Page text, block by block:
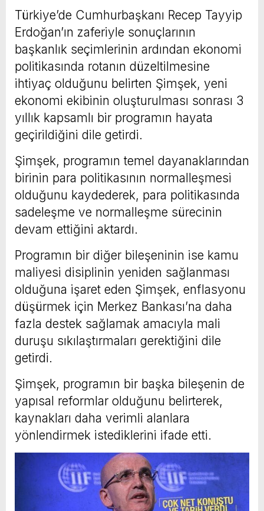
Türkiye’de Cumhurbaşkanı Recep Tayyip
Erdoğan’ın zaferiyle sonuçlarının
başkanlık seçimlerinin ardından ekonomi
politikasında rotanın düzeltilmesine
ihtiyaç olduğunu belirten Şimşek, yeni
ekonomi ekibinin oluşturulması sonrası 3
yıllık kapsamlı bir programın hayata
geçirildiğini dile getirdi.
Şimşek, programın temel dayanaklarından
birinin para politikasının normalleşmesi
olduğunu kaydederek, para politikasında
sadeleşme ve normalleşme sürecinin
devam ettiğini aktardı.
Programın bir diğer bileşeninin ise kamu
maliyesi disiplinin yeniden sağlanması
olduğuna işaret eden Şimşek, enflasyonu
düşürmek için Merkez Bankası’na daha
fazla destek sağlamak amacıyla mali
duruşu sıkılaştırmaları gerektiğini dile
getirdi.
Şimşek, programın bir başka bileşenin de
yapısal reformlar olduğunu belirterek,
kaynakları daha verimli alanlara
yönlendirmek istediklerini ifade etti.